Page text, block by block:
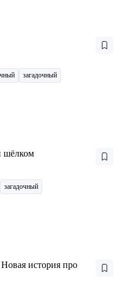
загадочный
шёлком
загадочный
история про